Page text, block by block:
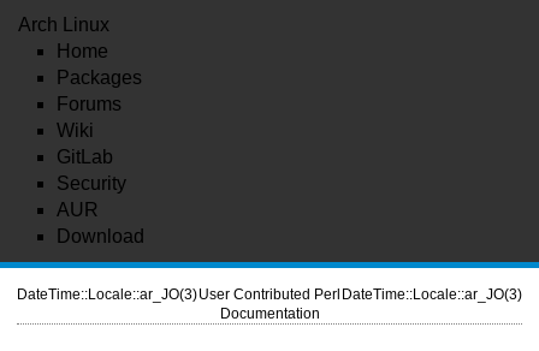
Arch Linux
Home
Packages
Forums
Wiki
GitLab
Security
AUR
Download
DateTime::Locale::ar_JO(3)User Contributed Perl
Documentation
DateTime::Locale::ar_JO(3)